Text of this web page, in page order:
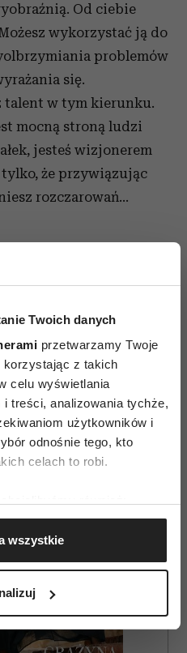
Twoich danych
przetwarzamy Twoje
korzystając z takich
celu wyświetlania
treści, analizowania tychże,
użytkowników i
odnośnie tego, kto
celach to robi.
Twojej lokalizacji
nawet do kilku metrów
aktywnie
odcisk palca)
własne preferencje w
wszystkie
Od ciebie
wykorzystać ją do
problemów
się.
talent w tym kierunku.
mocną stroną ludzi
jesteś wizjonerem
że przywiązując
rozczarowań...